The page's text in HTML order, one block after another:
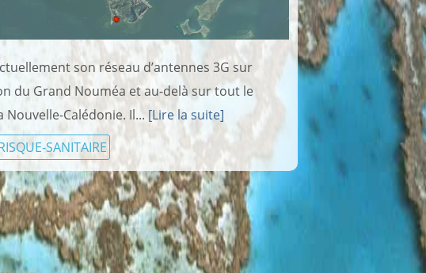
son réseau d’antennes 3G sur
du Grand Nouméa et au-delà sur tout le
Calédonie. Il... [Lire la suite]
SANITAIRE